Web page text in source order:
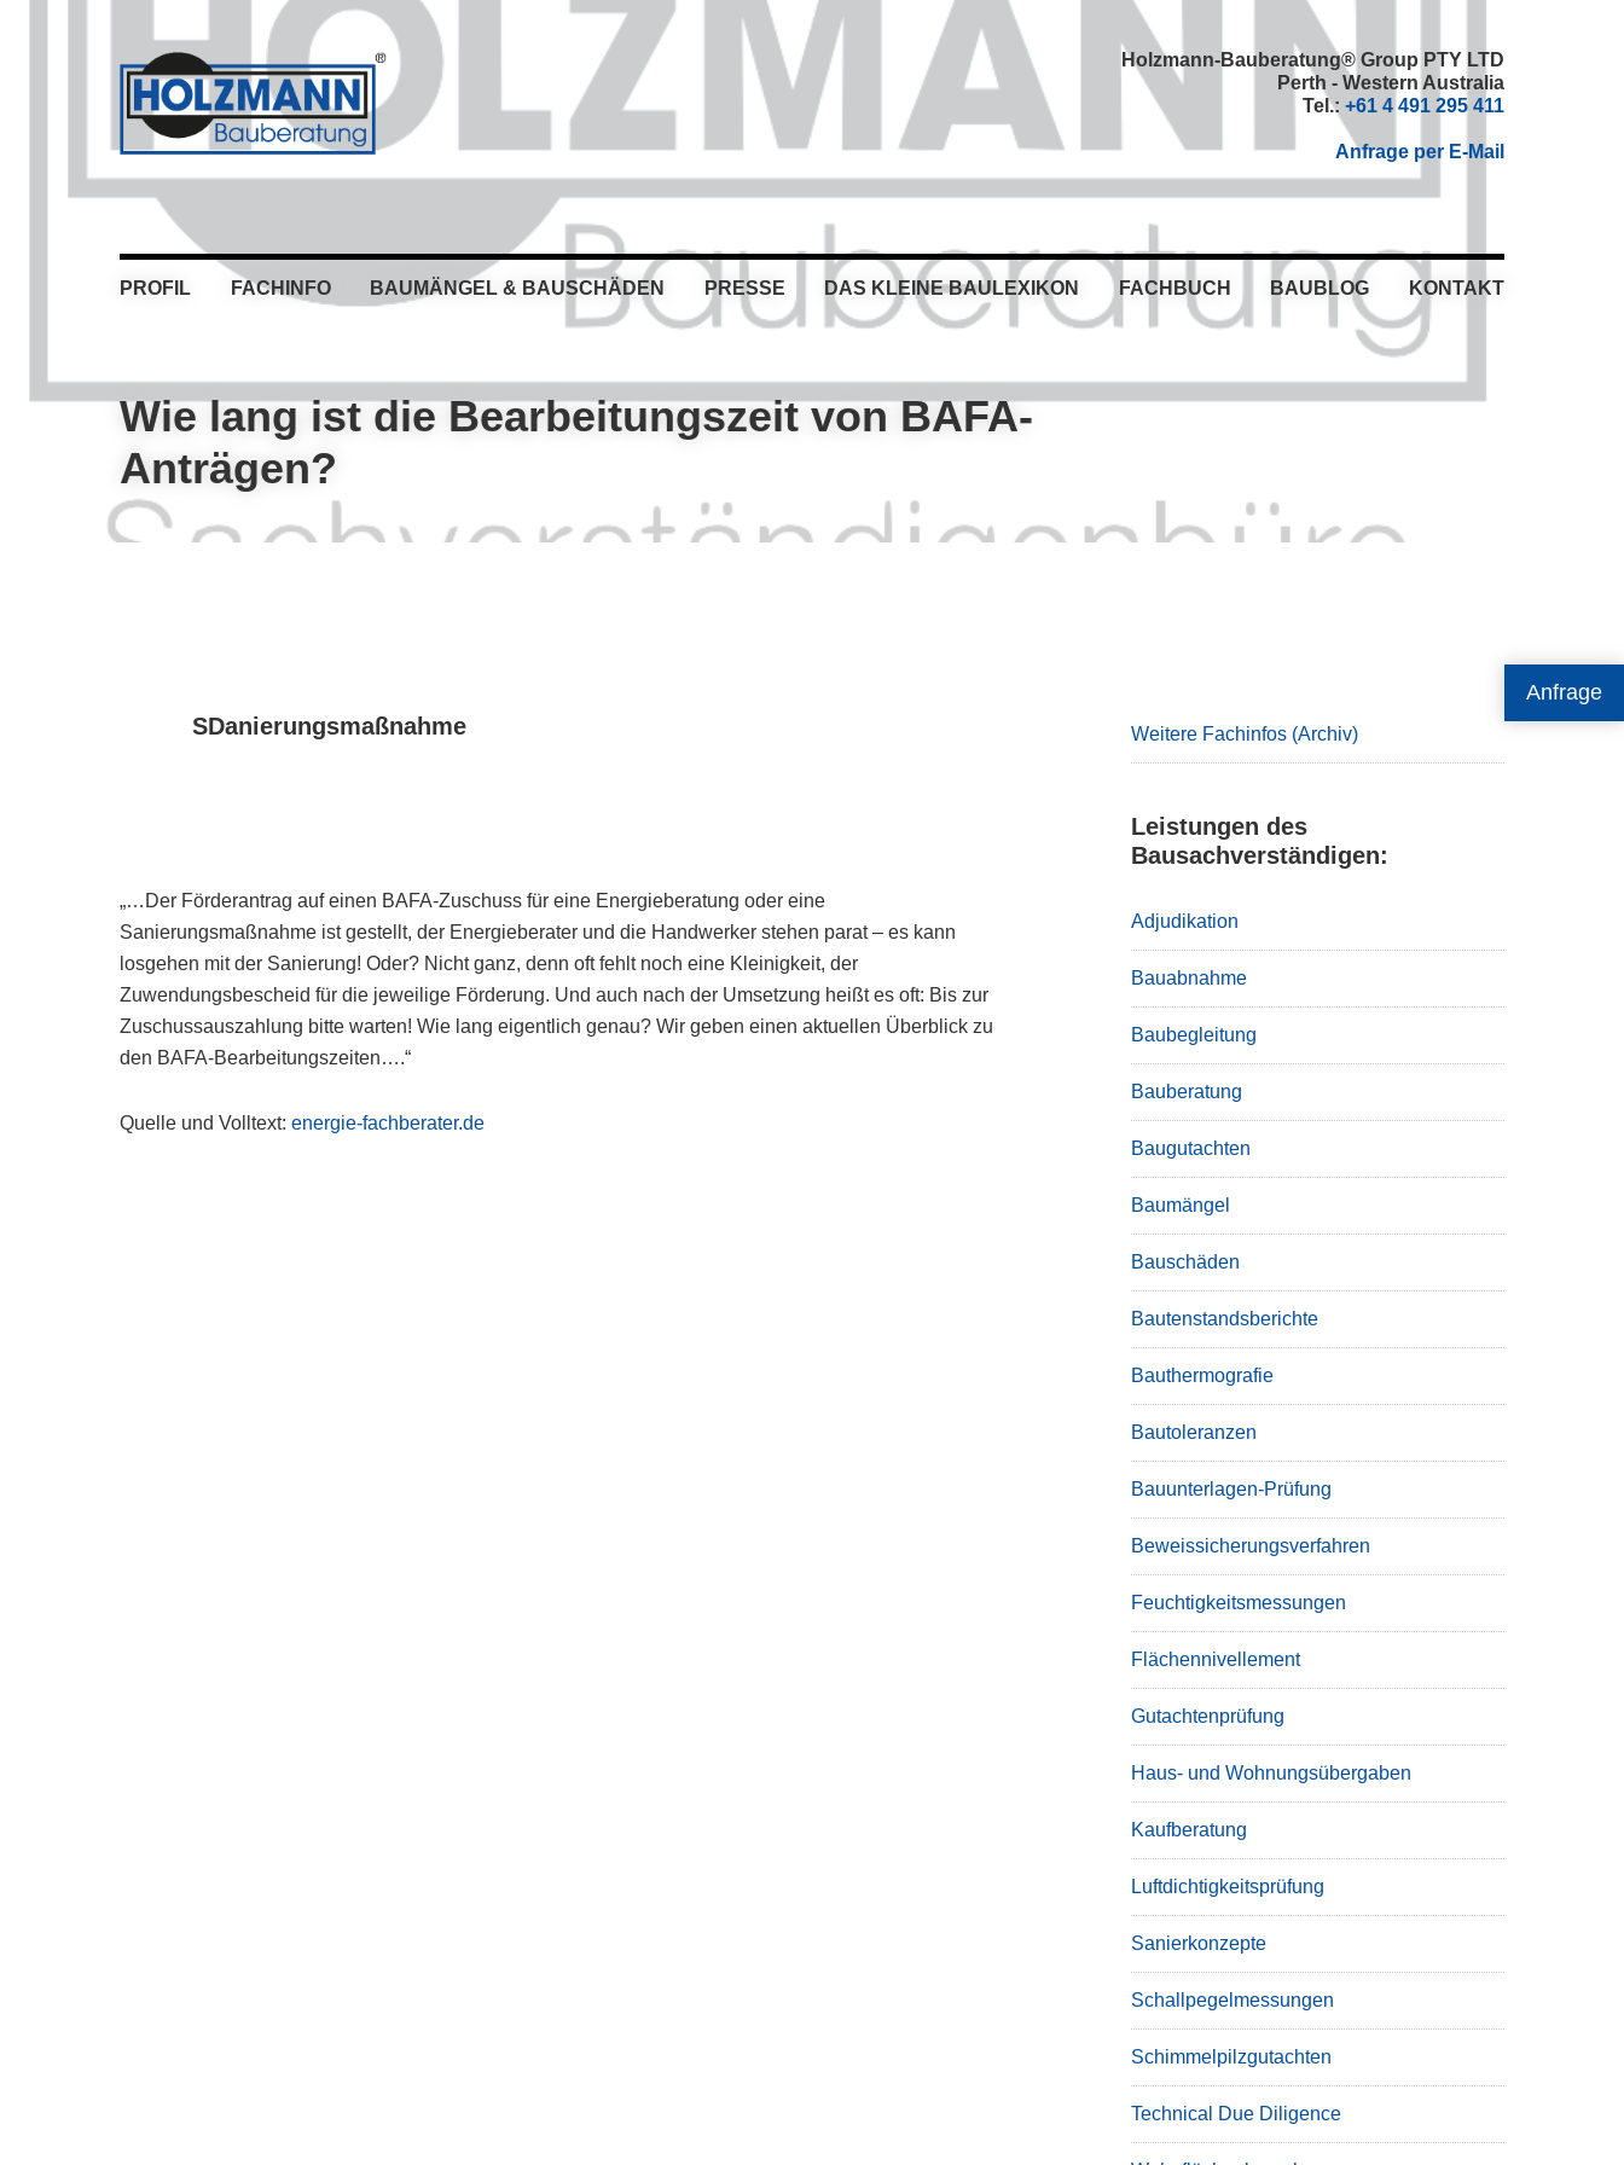
Anfrage
Holzmann-Bauberatung® Group PTY LTD
Perth - Western Australia
Tel.: +61 4 491 295 411
Anfrage per E-Mail
PROFIL FACHINFO BAUMÄNGEL & BAUSCHÄDEN PRESSE DAS KLEINE BAULEXIKON FACHBUCH BAUBLOG KONTAKT
Wie lang ist die Bearbeitungszeit von BAFA-
Anträgen?
SDanierungsmaßnahme
„…Der Förderantrag auf einen BAFA-Zuschuss für eine Energieberatung oder eine
Sanierungsmaßnahme ist gestellt, der Energieberater und die Handwerker stehen parat – es kann
losgehen mit der Sanierung! Oder? Nicht ganz, denn oft fehlt noch eine Kleinigkeit, der
Zuwendungsbescheid für die jeweilige Förderung. Und auch nach der Umsetzung heißt es oft: Bis zur
Zuschussauszahlung bitte warten! Wie lang eigentlich genau? Wir geben einen aktuellen Überblick zu
den BAFA-Bearbeitungszeiten….“
Quelle und Volltext:energie-fachberater.de
Weitere Fachinfos (Archiv)
Leistungen des
Bausachverständigen:
Adjudikation
Bauabnahme
Baubegleitung
Bauberatung
Baugutachten
Baumängel
Bauschäden
Bautenstandsberichte
Bauthermografie
Bautoleranzen
Bauunterlagen-Prüfung
Beweissicherungsverfahren
Feuchtigkeitsmessungen
Flächennivellement
Gutachtenprüfung
Haus- und Wohnungsübergaben
Kaufberatung
Luftdichtigkeitsprüfung
Sanierkonzepte
Schallpegelmessungen
Schimmelpilzgutachten
Technical Due Diligence